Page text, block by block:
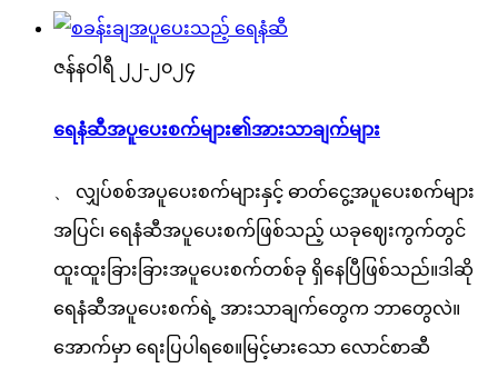
ဇန်နဝါရီ ၂၂-၂၀၂၄
ရေနံဆီအပူပေးစက်များ၏အားသာချက်များ
、 လျှပ်စစ်အပူပေးစက်များနှင့် ဓာတ်ငွေ့အပူပေးစက်များ
အပြင်၊ ရေနံဆီအပူပေးစက်ဖြစ်သည့် ယခုဈေးကွက်တွင်
ထူးထူးခြားခြားအပူပေးစက်တစ်ခု ရှိနေပြီဖြစ်သည်။ဒါဆို
ရေနံဆီအပူပေးစက်ရဲ့ အားသာချက်တွေက ဘာတွေလဲ။
အောက်မှာ ရေးပြပါရစေ။မြင့်မားသော လောင်စာဆီ